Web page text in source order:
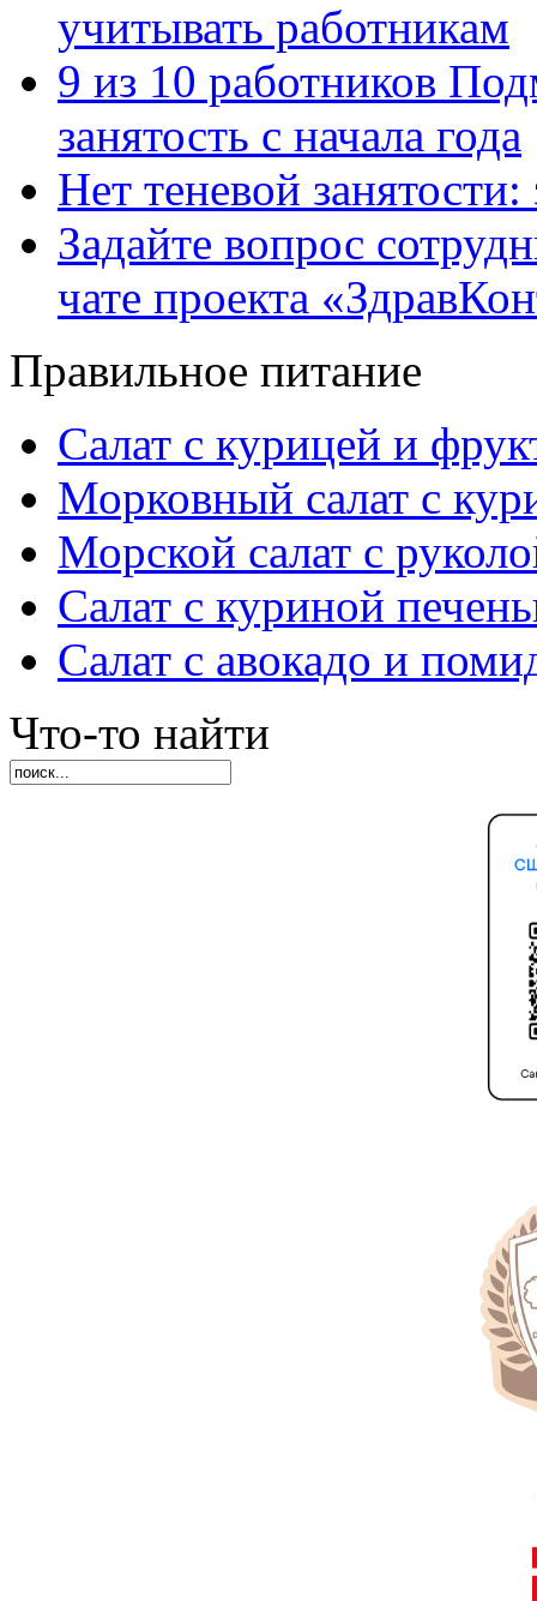
учитывать работникам
9 из 10 работников
занятость с начала года
Нет теневой
Задайте вопрос
чате проекта
Правильное питание
Салат с курицей и
Морковный салат с
Морской салат с
Салат с куриной
Салат с авокадо и
Что-то найти